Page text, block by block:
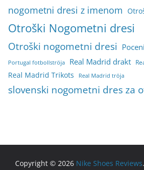
nogometni dresi z imenom
Otroški Nogometni dresi
Otroški nogometni dresi
Portugal fotbollströja Real Madrid drakt
Real Madrid Trikots Real Madrid tröja
slovenski nogometni dres za
Copyright © 2026 Nike Shoes Reviews